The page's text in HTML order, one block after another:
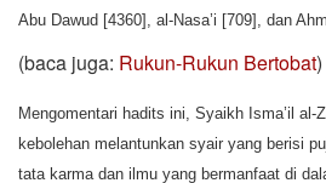
Abu Dawud [4360], al-Nasa’i [709], dan
(baca juga: Rukun-Rukun Bertobat)
Mengomentari hadits ini, Syaikh Isma’il al-
kebolehan melantunkan syair yang berisi
tata karma dan ilmu yang bermanfaat di